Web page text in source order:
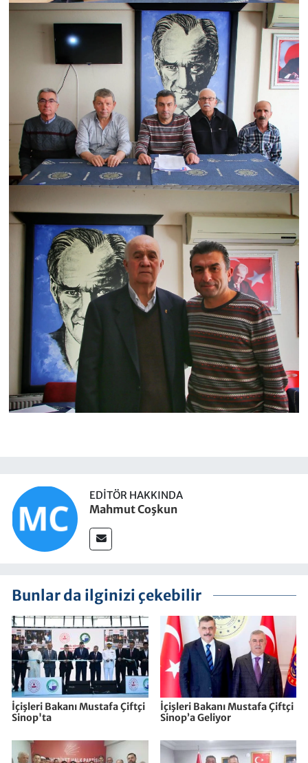
EDITÖR HAKKINDA
Mahmut Coşkun
Bunlar da ilginizi çekebilir
İçişleri Bakanı Mustafa Çiftçi
Sinop'ta
İçişleri Bakanı Mustafa Çiftçi
Sinop’a Geliyor